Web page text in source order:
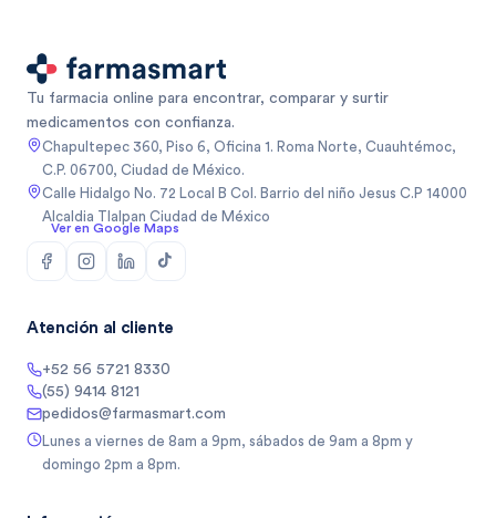
Tu farmacia online para encontrar, comparar y surtir
medicamentos con confianza.
Chapultepec 360, Piso 6, Oficina 1. Roma Norte, Cuauhtémoc,
C.P. 06700, Ciudad de México.
Calle Hidalgo No. 72 Local B Col. Barrio del niño Jesus C.P 14000
Alcaldia Tlalpan Ciudad de México
Ver en Google Maps
Atención al cliente
+52 56 5721 8330
(55) 9414 8121
pedidos@farmasmart.com
Lunes a viernes de 8am a 9pm, sábados de 9am a 8pm y
domingo 2pm a 8pm.